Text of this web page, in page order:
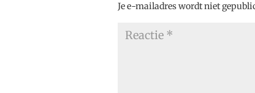
Je e-mailadres wordt niet